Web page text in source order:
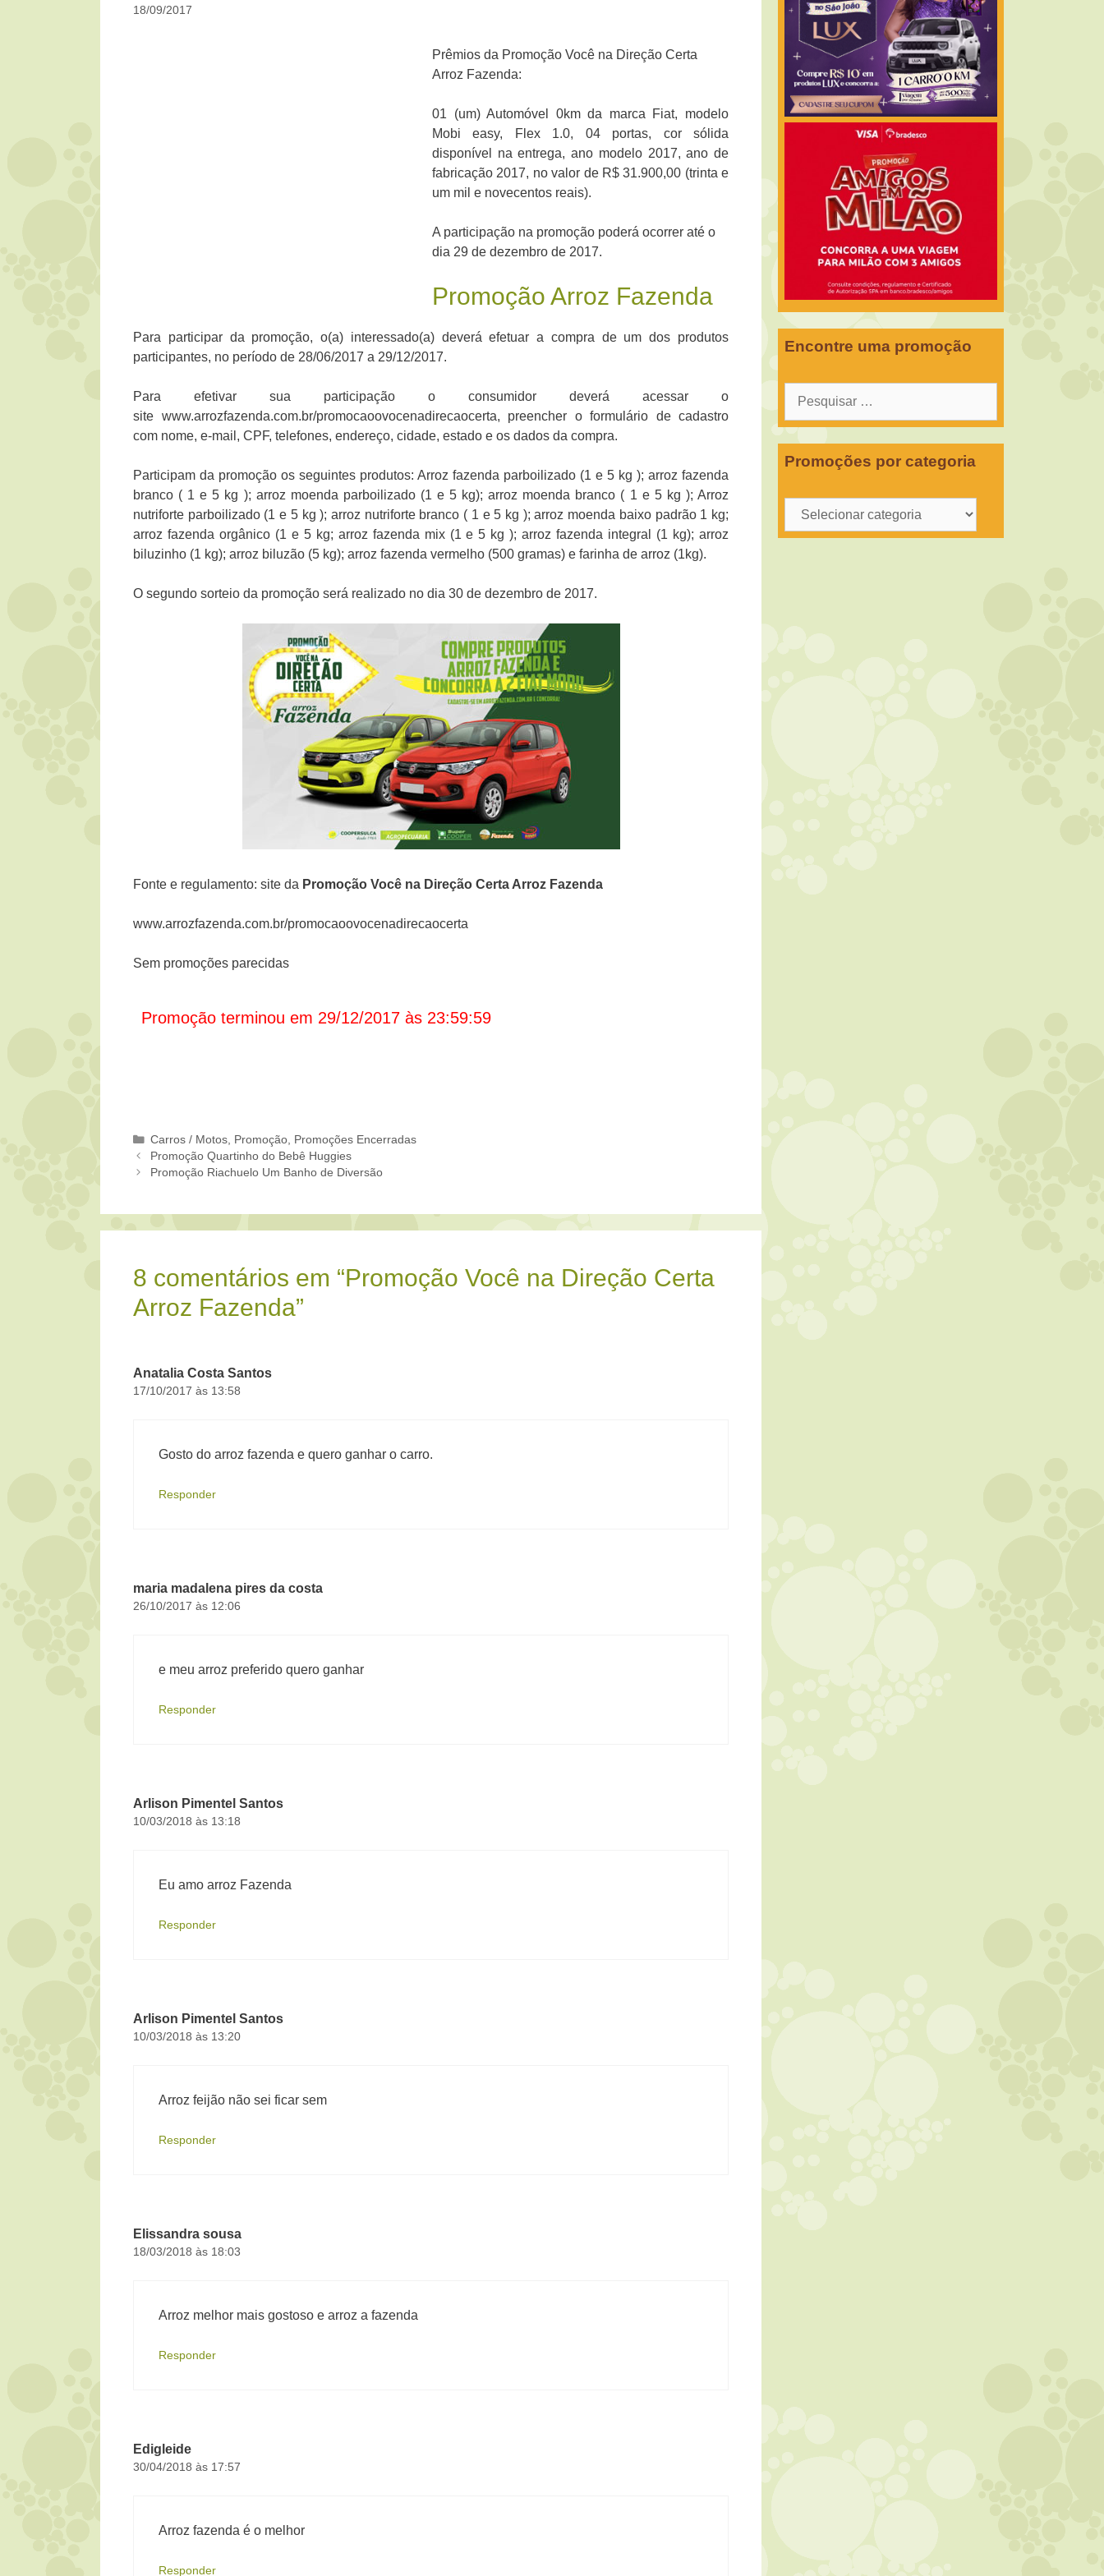
18/09/2017
Prêmios da Promoção Você na Direção Certa
Arroz Fazenda:
01 (um) Automóvel 0km da marca Fiat, modelo
Mobi easy, Flex 1.0, 04 portas, cor sólida
disponível na entrega, ano modelo 2017, ano de
fabricação 2017, no valor de R$ 31.900,00 (trinta e
um mil e novecentos reais).
A participação na promoção poderá ocorrer até o
dia 29 de dezembro de 2017.
Promoção Arroz Fazenda
Para participar da promoção, o(a) interessado(a) deverá efetuar a compra de um dos produtos
participantes, no período de 28/06/2017 a 29/12/2017.
Para efetivar sua participação o consumidor deverá acessar o
site www.arrozfazenda.com.br/promocaoovocenadirecaocerta, preencher o formulário de cadastro
com nome, e-mail, CPF, telefones, endereço, cidade, estado e os dados da compra.
Participam da promoção os seguintes produtos: Arroz fazenda parboilizado (1 e 5 kg ); arroz fazenda
branco ( 1 e 5 kg ); arroz moenda parboilizado (1 e 5 kg); arroz moenda branco ( 1 e 5 kg ); Arroz
nutriforte parboilizado (1 e 5 kg ); arroz nutriforte branco ( 1 e 5 kg ); arroz moenda baixo padrão 1 kg;
arroz fazenda orgânico (1 e 5 kg; arroz fazenda mix (1 e 5 kg ); arroz fazenda integral (1 kg); arroz
biluzinho (1 kg); arroz biluzão (5 kg); arroz fazenda vermelho (500 gramas) e farinha de arroz (1kg).
O segundo sorteio da promoção será realizado no dia 30 de dezembro de 2017.
Fonte e regulamento: site da Promoção Você na Direção Certa Arroz Fazenda
www.arrozfazenda.com.br/promocaoovocenadirecaocerta
Sem promoções parecidas
Promoção terminou em 29/12/2017 às 23:59:59
Categorias
Carros / Motos Promoção Promoções Encerradas
Promoção Quartinho do Bebê Huggies
Promoção Riachuelo Um Banho de Diversão
8 comentários em “Promoção Você na Direção Certa
Arroz Fazenda”
Anatalia Costa Santos
17/10/2017 às 13:58
Gosto do arroz fazenda e quero ganhar o carro.
Responder
maria madalena pires da costa
26/10/2017 às 12:06
e meu arroz preferido quero ganhar
Responder
Arlison Pimentel Santos
10/03/2018 às 13:18
Eu amo arroz Fazenda
Responder
Arlison Pimentel Santos
10/03/2018 às 13:20
Arroz feijão não sei ficar sem
Responder
Elissandra sousa
18/03/2018 às 18:03
Arroz melhor mais gostoso e arroz a fazenda
Responder
Edigleide
30/04/2018 às 17:57
Arroz fazenda é o melhor
Responder
Encontre uma promoção
Pesquisar
Promoções por categoria
Promoções
por